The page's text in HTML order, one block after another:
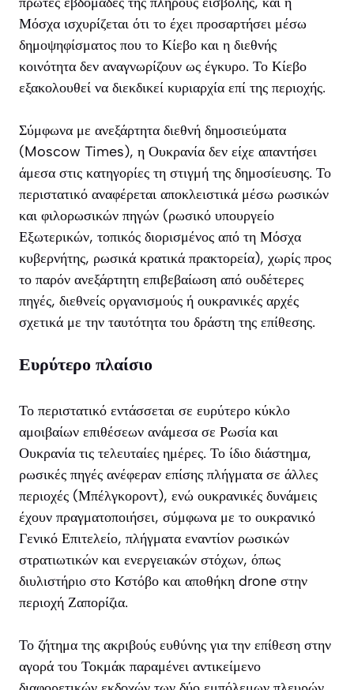
Μόσχα ισχυρίζεται ότι το έχει προσαρτήσει μέσω
δημοψηφίσματος που το Κίεβο και η διεθνής
κοινότητα δεν αναγνωρίζουν ως έγκυρο. Το Κίεβο
εξακολουθεί να διεκδικεί κυριαρχία επί της περιοχής.
Σύμφωνα με ανεξάρτητα διεθνή δημοσιεύματα
(Moscow Times), η Ουκρανία δεν είχε απαντήσει
άμεσα στις κατηγορίες τη στιγμή της δημοσίευσης. Το
περιστατικό αναφέρεται αποκλειστικά μέσω ρωσικών
και φιλορωσικών πηγών (ρωσικό υπουργείο
Εξωτερικών, τοπικός διορισμένος από τη Μόσχα
κυβερνήτης, ρωσικά κρατικά πρακτορεία), χωρίς προς
το παρόν ανεξάρτητη επιβεβαίωση από ουδέτερες
πηγές, διεθνείς οργανισμούς ή ουκρανικές αρχές
σχετικά με την ταυτότητα του δράστη της επίθεσης.
Ευρύτερο πλαίσιο
Το περιστατικό εντάσσεται σε ευρύτερο κύκλο
αμοιβαίων επιθέσεων ανάμεσα σε Ρωσία και
Ουκρανία τις τελευταίες ημέρες. Το ίδιο διάστημα,
ρωσικές πηγές ανέφεραν επίσης πλήγματα σε άλλες
περιοχές (Μπέλγκοροντ), ενώ ουκρανικές δυνάμεις
έχουν πραγματοποιήσει, σύμφωνα με το ουκρανικό
Γενικό Επιτελείο, πλήγματα εναντίον ρωσικών
στρατιωτικών και ενεργειακών στόχων, όπως
διυλιστήριο στο Κστόβο και αποθήκη drone στην
περιοχή Ζαπορίζια.
Το ζήτημα της ακριβούς ευθύνης για την επίθεση στην
αγορά του Τοκμάκ παραμένει αντικείμενο